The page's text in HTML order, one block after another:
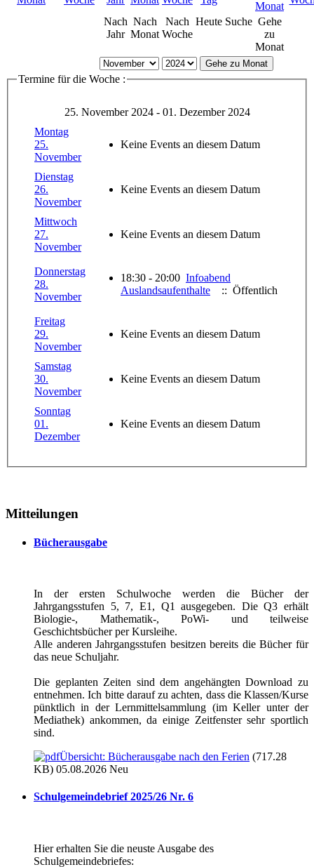
Nach
Jahr
Nach
Monat
Nach
Woche
Heute Suche Gehe
zu
Monat
Gehe zu Monat
Termine für die Woche :
25. November 2024 - 01. Dezember 2024
Montag
25.
November
Keine Events an diesem Datum
Dienstag
26.
November
Keine Events an diesem Datum
Mittwoch
27.
November
Keine Events an diesem Datum
Donnerstag
28.
November
18:30 - 20:00 Infoabend
Auslandsaufenthalte
:: Öffentlich
Freitag
29.
November
Keine Events an diesem Datum
Samstag
30.
November
Keine Events an diesem Datum
Sonntag
01.
Dezember
Keine Events an diesem Datum
Mitteilungen
Bücherausgabe
In der ersten Schulwoche werden die Bücher der
Jahrgangsstufen 5, 7, E1, Q1 ausgegeben. Die Q3 erhält
Biologie-, Mathematik-, PoWi- und teilweise
Geschichtsbücher per Kursleihe.
Alle anderen Jahrgangsstufen besitzen bereits die Bücher für
das neue Schuljahr.
Die geplanten Zeiten sind dem angehängten Download zu
entnehmen. Ich bitte darauf zu achten, dass die Klassen/Kurse
pünktlich in der Lernmittelsammlung (im Keller unter der
Mediathek) ankommen, da einige Zeitfenster sehr sportlich
sind.
Übersicht: Bücherausgabe nach den Ferien (717.28
KB) 05.08.2026 Neu
Schulgemeindebrief 2025/26 Nr. 6
Hier erhalten Sie die neuste Ausgabe des
Schulgemeindebriefes: